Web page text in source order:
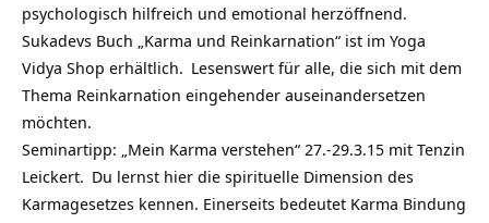
psychologisch hilfreich und emotional herzöffnend.
Sukadevs Buch „Karma und Reinkarnation“ ist im Yoga
Vidya Shop erhältlich. Lesenswert für alle, die sich mit dem
Thema Reinkarnation eingehender auseinandersetzen
möchten.
Seminartipp: „Mein Karma verstehen“ 27.-29.3.15 mit Tenzin
Leickert. Du lernst hier die spirituelle Dimension des
Karmagesetzes kennen. Einerseits bedeutet Karma Bindung